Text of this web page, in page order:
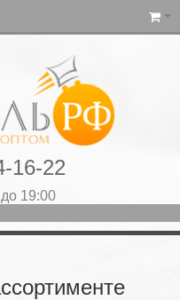
16-22
19:00